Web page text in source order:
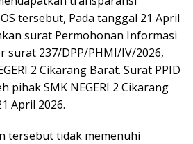
tersebut, Pada tanggal 21 April
surat Permohonan Informasi
surat 237/DPP/PHMI/IV/2026,
2 Cikarang Barat. Surat PPID
pihak SMK NEGERI 2 Cikarang
April 2026.
tersebut tidak memenuhi